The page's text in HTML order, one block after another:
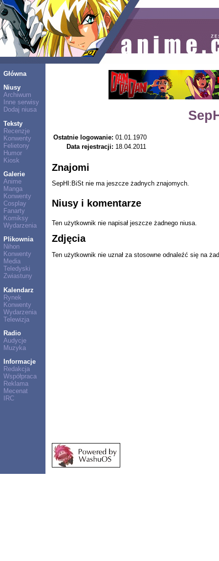
Główna
Niusy
Archiwum
Inne serwisy
Dodaj niusa
Teksty
Recenzje
Konwenty
Felietony
Humor
Kiosk
Galerie
Anime
Manga
Konwenty
Cosplay
Fanarty
Komiksy
Wydarzenia
Plikownia
Nihon
Konwenty
Media
Teledyski
Zwiastuny
Kalendarz
Rynek
Konwenty
Wydarzenia
Telewizja
Radio
Audycje
Muzyka
Informacje
Redakcja
Współpraca
Reklama
Mecenat
IRC
Ostatnie logowanie: 01.01.1970
Data rejestracji: 18.04.2011
Znajomi
SepHI:BiSt nie ma jeszcze żadnych znajomych.
Niusy i komentarze
Ten użytkownik nie napisał jeszcze żadnego niusa.
Zdjęcia
Ten użytkownik nie uznał za stosowne odnaleźć się na